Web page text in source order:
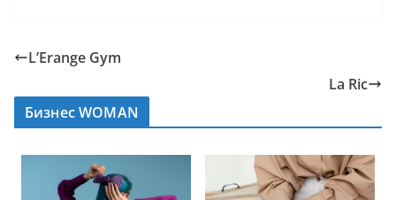
L’Erange Gym
La Ric
Бизнес WOMAN